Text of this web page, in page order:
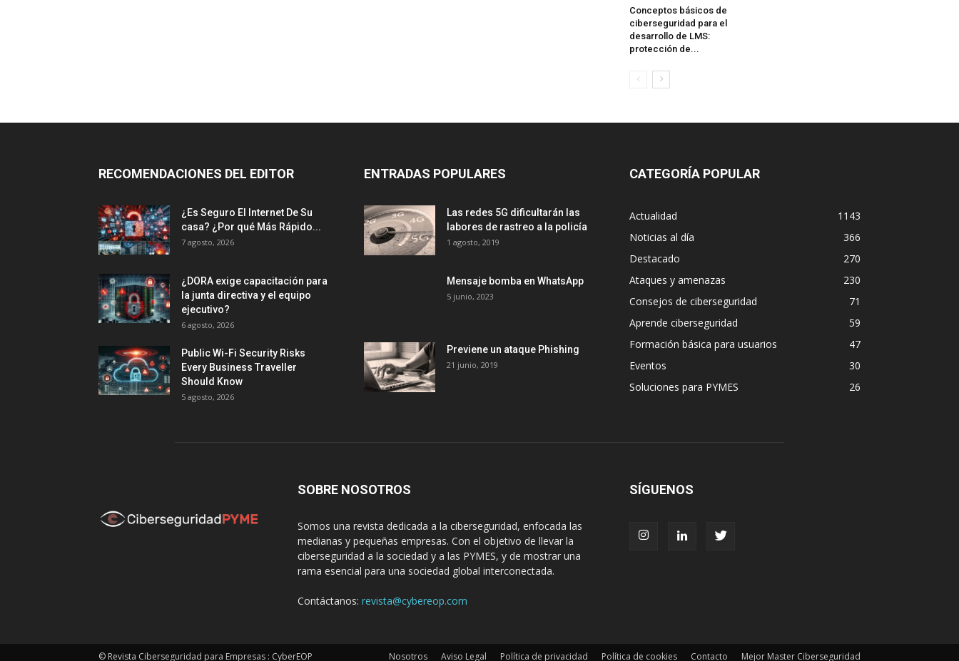
Conceptos básicos de
ciberseguridad para el
desarrollo de LMS:
protección de...
RECOMENDACIONES DEL EDITOR
¿Es Seguro El Internet De Su
casa? ⁢¿Por qué Más Rápido...
7 agosto, 2026
¿DORA exige capacitación para
la junta directiva y el equipo
ejecutivo?
6 agosto, 2026
Public Wi-Fi Security Risks
Every Business Traveller
Should Know
5 agosto, 2026
ENTRADAS POPULARES
Las redes 5G dificultarán las
labores de rastreo a la policía
1 agosto, 2019
Mensaje bomba en WhatsApp
5 junio, 2023
Previene un ataque Phishing
21 junio, 2019
CATEGORÍA POPULAR
Actualidad
1143
Noticias al día
366
Destacado
270
Ataques y amenazas
230
Consejos de ciberseguridad
71
Aprende ciberseguridad
59
Formación básica para usuarios
47
Eventos
30
Soluciones para PYMES
26
SOBRE NOSOTROS
Somos una revista dedicada a la ciberseguridad, enfocada las
medianas y pequeñas empresas. Con el objetivo de llevar la
ciberseguridad a la sociedad y a las PYMES, y de mostrar una
rama esencial para una sociedad global interconectada.
Contáctanos: revista@cybereop.com
SÍGUENOS
Nosotros Aviso Legal Política de privacidad Política de cookies Contacto Mejor Master Ciberseguridad
© Revista Ciberseguridad para Empresas : CyberEOP